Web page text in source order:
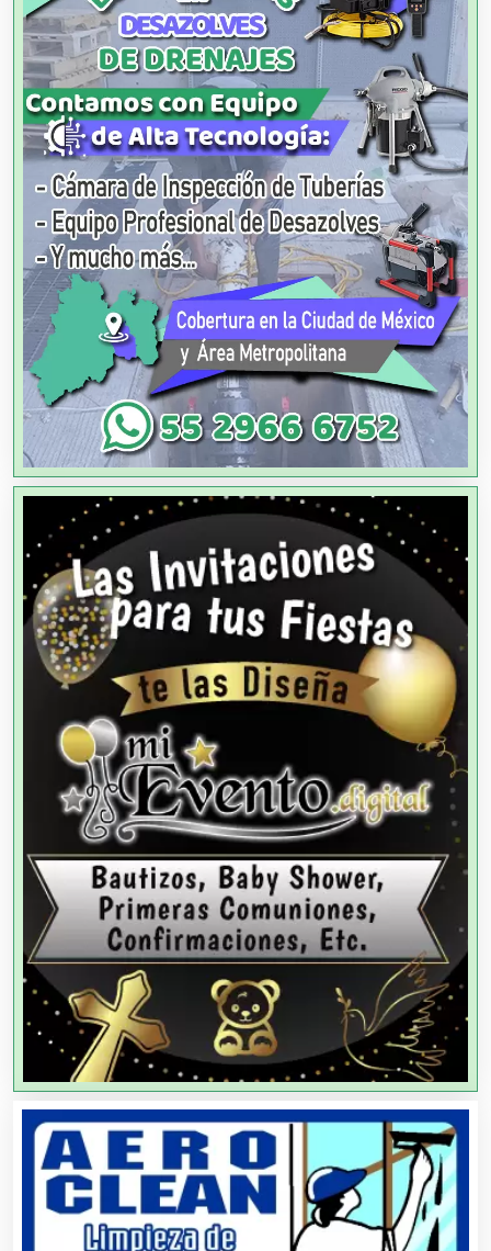
Alquiler de Sillas y Mesas
Alquiler de Trajes de Etiqueta
Alta Costura
Aluminio
Ambulancias
Análisis Clínicos
Análisis de Aguas
Animadores de Eventos
Aparatos y Equipos Eléctricos
Arquitectos
Artes Gráficas
Artesanías
Artículos de Oficina
Artículos de Piel
Artículos Deportivos